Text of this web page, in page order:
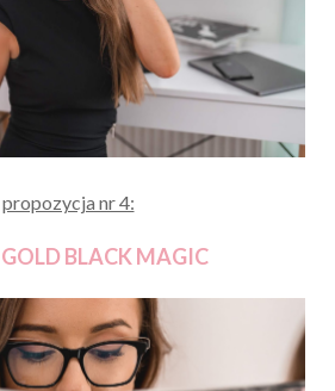
propozycja nr 4:
BLACK MAGIC